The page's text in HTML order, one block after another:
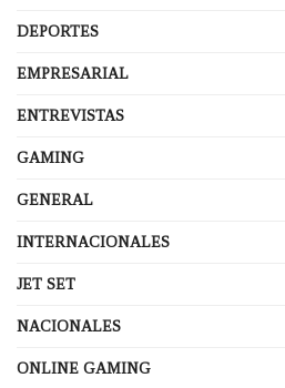
DEPORTES
EMPRESARIAL
ENTREVISTAS
GAMING
GENERAL
INTERNACIONALES
JET SET
NACIONALES
ONLINE GAMING